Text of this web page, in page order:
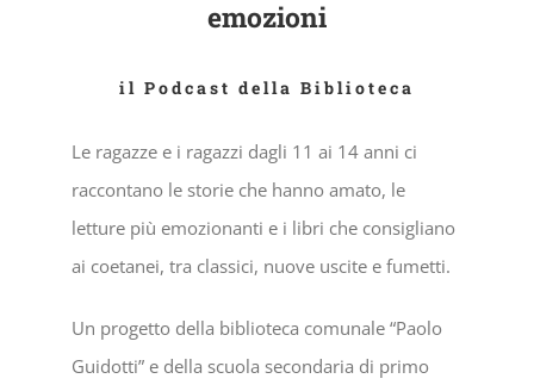
emozioni
il Podcast della Biblioteca
Le ragazze e i ragazzi dagli 11 ai 14 anni ci
raccontano le storie che hanno amato, le
letture più emozionanti e i libri che consigliano
ai coetanei, tra classici, nuove uscite e fumetti.
Un progetto della biblioteca comunale “Paolo
Guidotti” e della scuola secondaria di primo